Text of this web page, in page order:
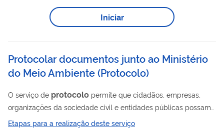
relacionados a esse serviço está disponível neste link .
Iniciar
Protocolar documentos junto ao Ministério
do Meio Ambiente(Protocolo)
O serviço de protocolo permite que cidadãos, empresas,
organizações da sociedade civil e entidades públicas possam
protocolar documentos e processos físicos ou eletrônicos no
Ministério do Meio Ambiente e Mudança do Clima (MMA). O
Etapas para a realização deste serviço